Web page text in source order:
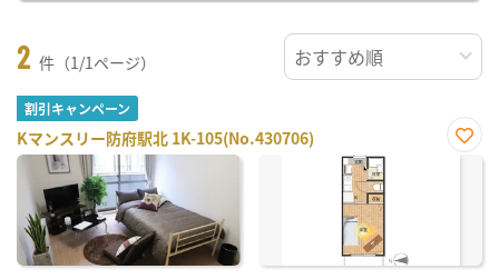
2 件（1/1ページ）
割引キャンペーン
Kマンスリー防府駅北 1K-105(No.430706)
お気